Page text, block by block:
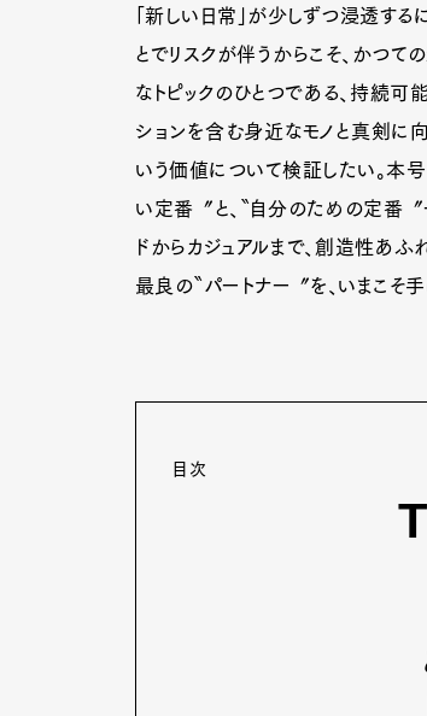
「新しい日常」が少しずつ浸透する
とでリスクが伴うからこそ、かつて
なトピックのひとつである、持続可
ションを含む身近なモノと真剣に向
いう価値について検証したい。本号
い定番〞と、〝自分のための定番
ドからカジュアルまで、創造性あふ
最良の〝パートナー〞を、いまこそ手
目次